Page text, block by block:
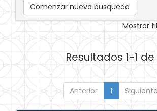
Comenzar nueva busqueda
Mostrar
Resultados 1-1 de
Anterior 1 Siguiente